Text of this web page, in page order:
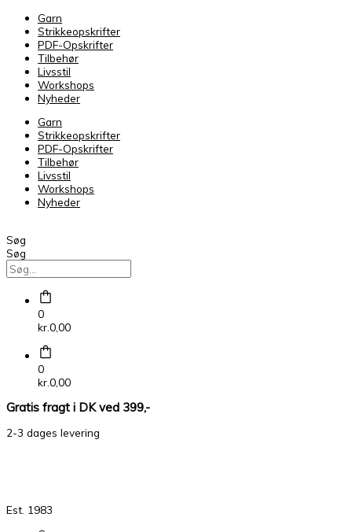
Garn
Strikkeopskrifter
PDF-Opskrifter
Tilbehør
Livsstil
Workshops
Nyheder
Garn
Strikkeopskrifter
PDF-Opskrifter
Tilbehør
Livsstil
Workshops
Nyheder
Søg
Søg
0
kr.0,00
0
kr.0,00
Gratis fragt i DK ved 399,-
2-3 dages levering
Est. 1983
Crealino
0004
antal